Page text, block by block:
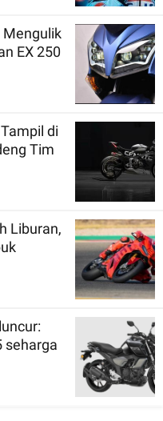
Mengulik
EX 250
di
Tim
Liburan,
seharga